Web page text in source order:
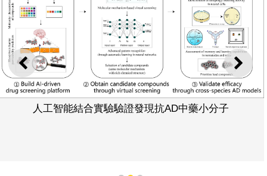
上一則 下一
人工智能結合實驗驗證發現抗AD中藥小分子